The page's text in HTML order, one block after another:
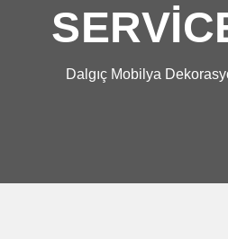
Dalgıç Mobilya